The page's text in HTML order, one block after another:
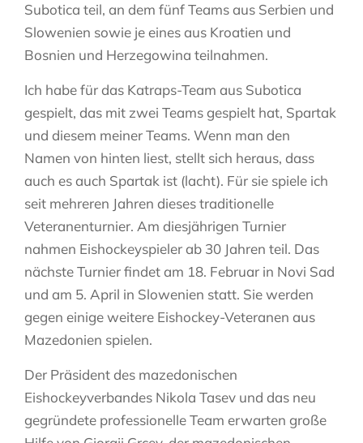
Subotica teil, an dem fünf Teams aus Serbien und
Slowenien sowie je eines aus Kroatien und
Bosnien und Herzegowina teilnahmen.
Ich habe für das Katraps-Team aus Subotica
gespielt, das mit zwei Teams gespielt hat, Spartak
und diesem meiner Teams. Wenn man den
Namen von hinten liest, stellt sich heraus, dass
auch es auch Spartak ist (lacht). Für sie spiele ich
seit mehreren Jahren dieses traditionelle
Veteranenturnier. Am diesjährigen Turnier
nahmen Eishockeyspieler ab 30 Jahren teil. Das
nächste Turnier findet am 18. Februar in Novi Sad
und am 5. April in Slowenien statt. Sie werden
gegen einige weitere Eishockey-Veteranen aus
Mazedonien spielen.
Der Präsident des mazedonischen
Eishockeyverbandes Nikola Tasev und das neu
gegründete professionelle Team erwarten große